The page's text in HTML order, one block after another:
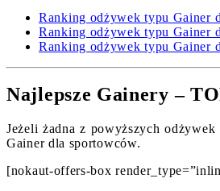
Ranking odżywek typu Gainer
Ranking odżywek typu Gainer
Ranking odżywek typu Gainer
Najlepsze Gainery –
Jeżeli żadna z powyższych
Gainer dla sportowców.
[nokaut-offers-box